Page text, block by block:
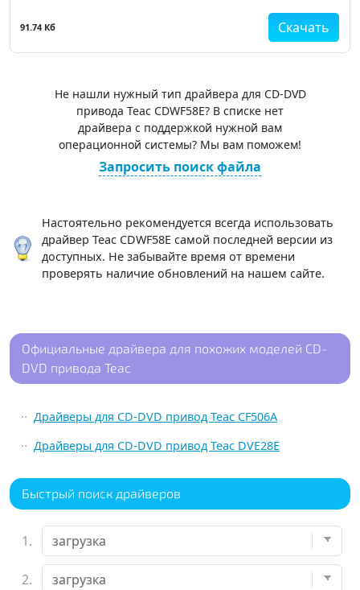
Скачать
91.74 Кб
Не нашли нужный тип драйвера для CD-DVD
привода Teac CDWF58E? В списке нет
драйвера с поддержкой нужной вам
операционной системы? Мы вам поможем!
Запросить поиск файла
Настоятельно рекомендуется всегда использовать
драйвер Teac CDWF58E самой последней версии из
доступных. Не забывайте время от времени
проверять наличие обновлений на нашем сайте.
Официальные драйвера для похожих моделей CD-
DVD привода Teac
Драйверы для CD-DVD привод Teac CF506A
Драйверы для CD-DVD привод Teac DVE28E
Быстрый поиск драйверов
1.
2.